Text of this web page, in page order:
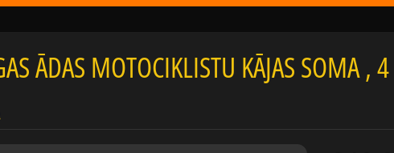
ĀDAS MOTOCIKLISTU KĀJAS SOMA ,